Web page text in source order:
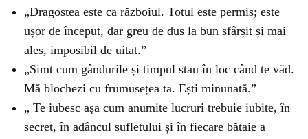
„Dragostea este ca războiul. Totul este permis; este
ușor de început, dar greu de dus la bun sfârșit și mai
ales, imposibil de uitat.”
„Simt cum gândurile și timpul stau în loc când te văd.
Mă blochezi cu frumusețea ta. Ești minunată.”
„ Te iubesc așa cum anumite lucruri trebuie iubite, în
secret, în adâncul sufletului și în fiecare bătaie a